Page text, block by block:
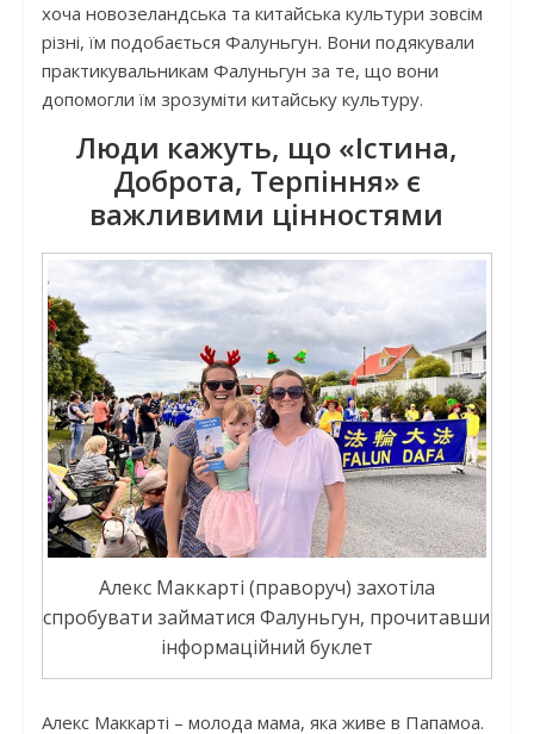
хоча новозеландська та китайська культури зовсім
різні, їм подобається Фалуньгун. Вони подякували
практикувальникам Фалуньгун за те, що вони
допомогли їм зрозуміти китайську культуру.
Люди кажуть, що «Істина,
Доброта, Терпіння» є
важливими цінностями
Алекс Маккарті (праворуч) захотіла
спробувати займатися Фалуньгун, прочитавши
інформаційний буклет
Алекс Маккарті – молода мама, яка живе в Папамоа.